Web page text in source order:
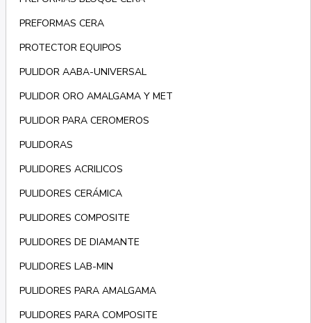
PREFORMAS CERA
PROTECTOR EQUIPOS
PULIDOR AABA-UNIVERSAL
PULIDOR ORO AMALGAMA Y MET
PULIDOR PARA CEROMEROS
PULIDORAS
PULIDORES ACRILICOS
PULIDORES CERÁMICA
PULIDORES COMPOSITE
PULIDORES DE DIAMANTE
PULIDORES LAB-MIN
PULIDORES PARA AMALGAMA
PULIDORES PARA COMPOSITE